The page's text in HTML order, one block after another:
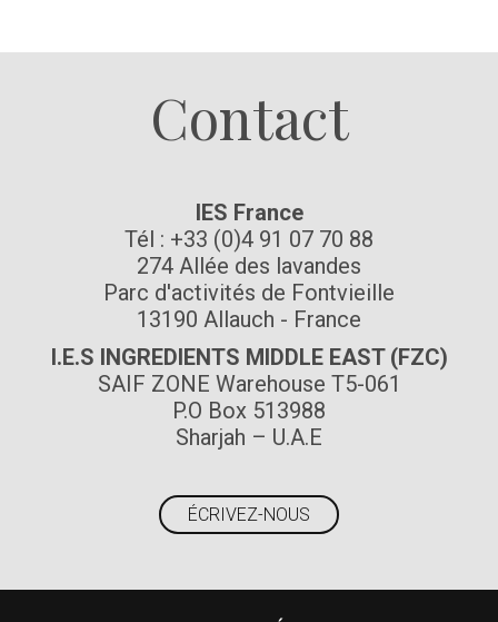
Contact
IES France
Tél : +33 (0)4 91 07 70 88
274 Allée des lavandes
Parc d'activités de Fontvieille
13190 Allauch - France
I.E.S INGREDIENTS MIDDLE EAST (FZC)
SAIF ZONE Warehouse T5-061
P.O Box 513988
Sharjah – U.A.E
ÉCRIVEZ-NOUS